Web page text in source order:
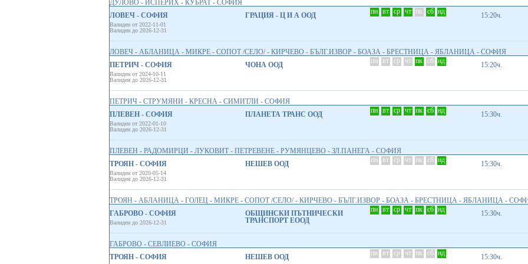
ДУЛОВО - ИСПЕРИХ - КУБРАТ - СОФИЯ
ЛОВЕЧ - СОФИЯ
Валиден от 2022-11-01
Валиден до 2026-12-31
ГРАЦИЯ - Ц И А ООД пн вт ср чт пк сб нд 15:20ч.
ЛОВЕЧ - АБЛАНИЦА - МИКРЕ - СОПОТ /СЕЛО/ - КИРЧЕВО - БЪЛГ.ИЗВОР - БОАЗА - БРЕСТНИЦА - ЯБЛАНИЦА - СОФИЯ
ПЕТРИЧ - СОФИЯ
Валиден от 2024-10-11
Валиден до 2026-12-31
ЧОНА ООД пн вт ср чт пк сб нд 15:20ч.
ПЕТРИЧ - СТРУМЯНИ - КРЕСНА - СИМИТЛИ - СОФИЯ
ПЛЕВЕН - СОФИЯ
Валиден от 2022-01-10
Валиден до 2026-12-31
ПЛАНЕТА ТРАНС ООД пн вт ср чт пк сб нд 15:30ч.
ПЛЕВЕН - РАДОМИРЦИ - ЛУКОВИТ - ПЕТРЕВЕНЕ - РУМЯНЦЕВО - ЗЛ.ПАНЕГА - СОФИЯ
ТРОЯН - СОФИЯ
Валиден от 2020-05-14
Валиден до 2026-12-31
НЕШЕВ ООД пн вт ср чт пк сб нд 15:30ч.
ТРОЯН - АБЛАНИЦА - ГОЛЕЦ - МИКРЕ - СОПОТ /СЕЛО/ - КИРЧЕВО - БЪЛГ.ИЗВОР - БОАЗА - БРЕСТНИЦА - ЯБЛАНИЦА -
ГАБРОВО - СОФИЯ
Валиден до 2026-12-31
ОБЩИНСКИ ПЪТНИЧЕСКИ
ТРАНСПОРТ ЕООД
пн вт ср чт пк сб нд 15:30ч.
ГАБРОВО - СЕВЛИЕВО - СОФИЯ
ТРОЯН - СОФИЯ
НЕШЕВ ООД пн вт ср чт пк сб нд 15:30ч.